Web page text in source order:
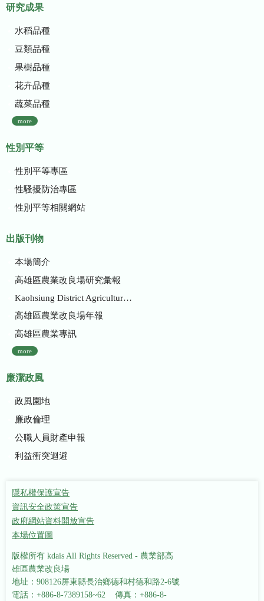
研究成果
水稻品種
豆類品種
果樹品種
花卉品種
蔬菜品種
more
性別平等
性別平等專區
性騷擾防治專區
性別平等相關網站
出版刊物
本場簡介
高雄區農業改良場研究彙報
Kaohsiung District Agricultural Research and Extension Station
高雄區農業改良場年報
高雄區農業專訊
more
廉潔政風
政風園地
廉政倫理
公職人員財產申報
利益衝突迴避
隱私權保護宣告
資訊安全政策宣告
政府網站資料開放宣告
本場位置圖
版權所有 kdais All Rights Reserved - 農業部高
雄區農業改良場
地址：908126屏東縣長治鄉德和村德和路2-6號
電話：+886-8-7389158~62 傳真：+886-8-